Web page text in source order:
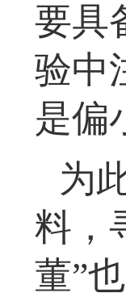
要具
验中
是偏
为
料，
董”